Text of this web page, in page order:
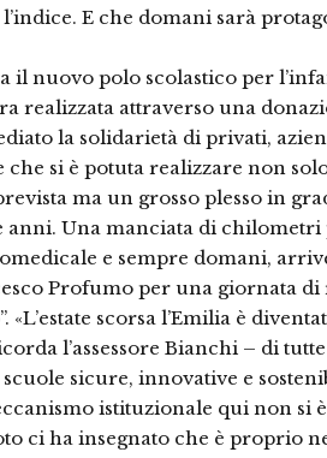
E che domani sarà
il nuovo polo scolastico per
realizzata attraverso una
la solidarietà di privati,
che si è potuta realizzare non
ma un grosso plesso in
anni. Una manciata di
e sempre domani,
Profumo per una giornata di
«L’estate scorsa l’Emilia è
l’assessore Bianchi – di
sicure, innovative e
istituzionale qui non si
ci ha insegnato che è proprio